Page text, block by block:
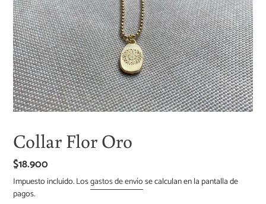
Collar Flor Oro
Precio
habitual
$18.900
Impuesto incluido. Losgastos de envíose calculan en la pantalla de
pagos.